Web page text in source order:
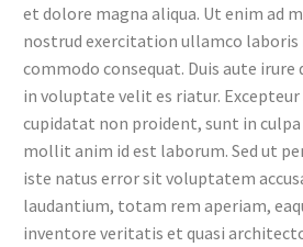
et dolore magna aliqua. Ut enim ad
nostrud exercitation ullamco laboris
commodo consequat. Duis aute
in voluptate velit es riatur.
cupidatat non proident, sunt in
mollit anim id est laborum. Sed ut
iste natus error sit voluptatem
laudantium, totam rem aperiam,
inventore veritatis et quasi